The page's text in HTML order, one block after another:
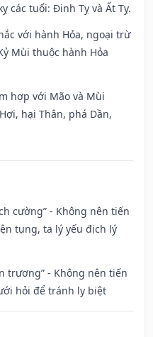
các tuổi: Đinh Tỵ và Ất Tỵ.
với hành Hỏa, ngoại trừ
Mùi thuộc hành Hỏa
hợp với Mão và Mùi
hại Thân, phá Dần,
cường” - Không nên tiến
tụng, ta lý yếu địch lý
trương” - Không nên tiến
hỏi để tránh ly biệt